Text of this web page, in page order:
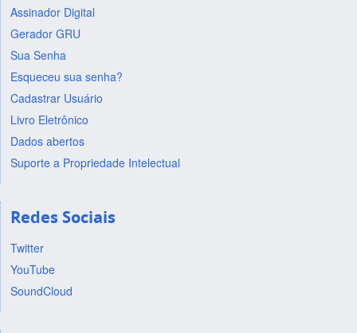
Assinador Digital
Gerador GRU
Sua Senha
Esqueceu sua senha?
Cadastrar Usuário
Livro Eletrônico
Dados abertos
Suporte a Propriedade Intelectual
Redes Sociais
Twitter
YouTube
SoundCloud